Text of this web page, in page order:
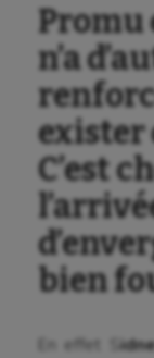
Cerf
Promu
n’a
exister
C’est
bien
En effet S